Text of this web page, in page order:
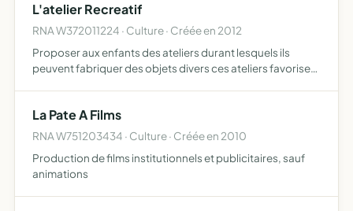
L'atelier Recreatif
RNA W372011224 · Culture · Créée en 2012
Proposer aux enfants des ateliers durant lesquels ils
peuvent fabriquer des objets divers ces ateliers favorisent
La Pate A Films
RNA W751203434 · Culture · Créée en 2010
Production de films institutionnels et publicitaires, sauf
animations